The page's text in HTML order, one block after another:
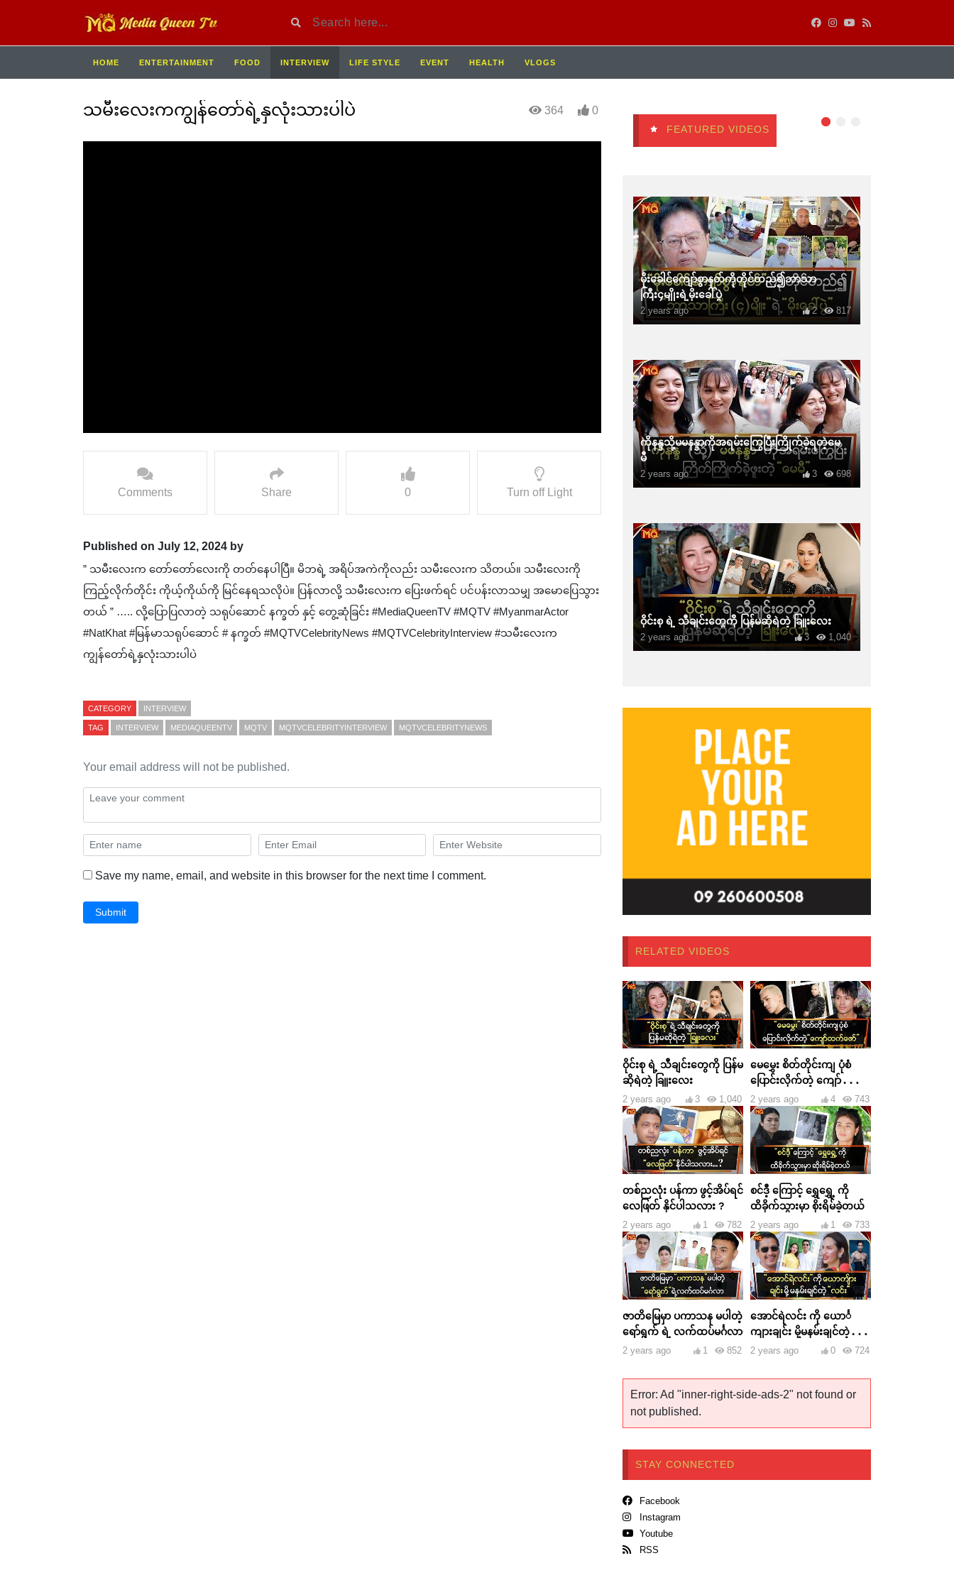
HOME ENTERTAINMENT FOOD INTERVIEW LIFE STYLE EVENT HEALTH VLOGS
သမီးလေးကကျွန်တော်ရဲ့နှလုံးသားပါပဲ 364 0
Comments Share 0 Turn off Light
Published on July 12, 2024 by
” သမီးလေးက တော်တော်လေးကို တတ်နေပါပြီ။ မိဘရဲ့ အရိပ်အကဲကိုလည်း သမီးလေးက သိတယ်။ သမီးလေးကို
ကြည့်လိုက်တိုင်း ကိုယ့်ကိုယ်ကို မြင်နေရသလိုပဲ။ ပြန်လာလို့ သမီးလေးက ပြေးဖက်ရင် ပင်ပန်းလာသမျှ အမောပြေသွား
တယ် ” ….. လို့ပြောပြလာတဲ့ သရုပ်ဆောင် နက္ခတ် နှင့် တွေ့ဆုံခြင်း #MediaQueenTV #MQTV #MyanmarActor
#NatKhat #မြန်မာသရုပ်ဆောင် # နက္ခတ် #MQTVCelebrityNews #MQTVCelebrityInterview #သမီးလေးက
ကျွန်တော်ရဲ့နှလုံးသားပါပဲ
CATEGORY INTERVIEW
TAG INTERVIEW MEDIAQUEENTV MQTV MQTVCELEBRITYINTERVIEW MQTVCELEBRITYNEWS
Your email address will not be published.
Save my name, email, and website in this browser for the next time I comment.
Submit
FEATURED VIDEOS
မိုးခေါင်ကျော်စွာနတ်ကိုတိုင်တည်၍ဘာသာ
ကြီး၄မျိုးရဲ့မိုးခေါ်ပွဲ
2 years ago 817
2
ကိုနန္ဒသို့မမနန္ဒာကိုအရမ်းကြွေပြီးကြိုက်ခဲ့ရတဲ့မေ
မီ
2 years ago 698
3
ဝိုင်းစု ရဲ့ သီချင်းတွေကို ပြန်မဆိုရဲတဲ့ ခြူးလေး
2 years ago 1,040
3
RELATED VIDEOS
ဝိုင်းစု ရဲ့ သီချင်းတွေကို ပြန်မ
ဆိုရဲတဲ့ ခြူးလေး
2 years ago 1,040
3
မေမွှေး စိတ်တိုင်းကျ ပုံစံ
ပြောင်းလိုက်တဲ့ ကျော်ထက်
ဇော်
2 years ago 743
4
တစ်ညလုံး ပန်ကာ ဖွင့်အိပ်ရင်
လေဖြတ် နိုင်ပါသလား ?
2 years ago 782
1
စင်ဒီ့ ကြောင့် ရွှေရွှေ့ ကို
ထိခိုက်သွားမှာ စိုးရိမ်ခဲ့တယ်
2 years ago 733
1
ဇာတိမြေမှာ ပကာသန မပါတဲ့
ရော်ရွက် ရဲ့ လက်ထပ်မင်္ဂလာ
2 years ago 852
1
အောင်ရဲလင်း ကို ယောင်္
ကျားချင်း မို့မနမ်းချင်တဲ့
လင်း
2 years ago 724
0
Error: Ad "inner-right-side-ads-2" not found or
not published.
STAY CONNECTED
Facebook
Instagram
Youtube
RSS